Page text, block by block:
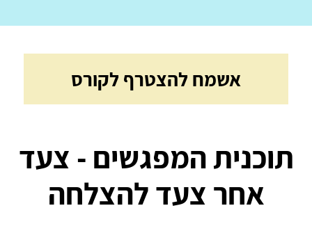
אשמח להצטרף לקורס
תוכנית המפגשים - צעד
אחר צעד להצלחה